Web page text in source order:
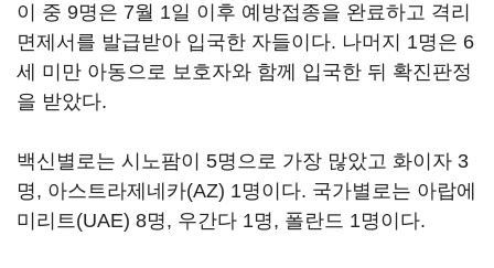
이 중 9명은 7월 1일 이후 예방접종을 완료하고 격리
면제서를 발급받아 입국한 자들이다. 나머지 1명은 6
세 미만 아동으로 보호자와 함께 입국한 뒤 확진판정
을 받았다.
백신별로는 시노팜이 5명으로 가장 많았고 화이자 3
명, 아스트라제네카(AZ) 1명이다. 국가별로는 아랍에
미리트(UAE) 8명, 우간다 1명, 폴란드 1명이다.